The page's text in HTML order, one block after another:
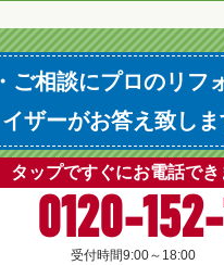
ご相談にプロのリフ
イザーがお答え致しま
タップですぐにお電話でき
0120-
受付時間9:00～18:00